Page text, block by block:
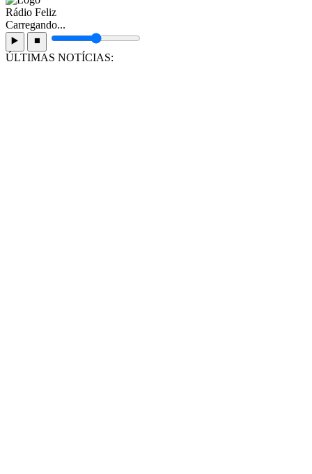
Rádio Feliz
Carregando...
▶️ ⏹️
ÚLTIMAS NOTÍCIAS: